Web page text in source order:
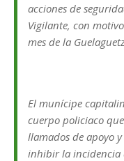
acciones de
Vigilante, con
mes de la
El munícipe
cuerpo policiaco
llamados de apoyo
inhibir la incidencia